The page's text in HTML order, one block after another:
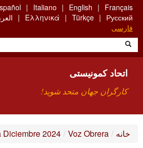
Skip
main
content
Français
English
Italiano
Русский
Türkçe
Ελληνικά
فارسی
اتحاد کمونیستی
کارگران جهان متحد شوید!
خانه /
Voz Obrera
/
Diciembre 2024